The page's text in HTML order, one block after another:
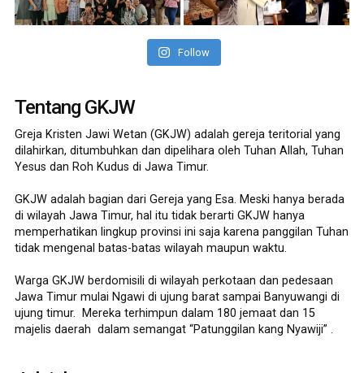
Follow
Tentang GKJW
Greja Kristen Jawi Wetan (GKJW) adalah gereja teritorial yang
dilahirkan, ditumbuhkan dan dipelihara oleh Tuhan Allah, Tuhan
Yesus dan Roh Kudus di Jawa Timur.
GKJW adalah bagian dari Gereja yang Esa. Meski hanya berada
di wilayah Jawa Timur, hal itu tidak berarti GKJW hanya
memperhatikan lingkup provinsi ini saja karena panggilan Tuhan
tidak mengenal batas-batas wilayah maupun waktu.
Warga GKJW berdomisili di wilayah perkotaan dan pedesaan
Jawa Timur mulai Ngawi di ujung barat sampai Banyuwangi di
ujung timur. Mereka terhimpun dalam 180 jemaat dan 15
majelis daerah dalam semangat “Patunggilan kang Nyawiji” .